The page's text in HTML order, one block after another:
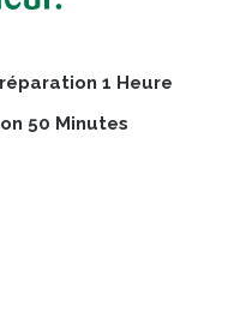
1 Heure
50 Minutes